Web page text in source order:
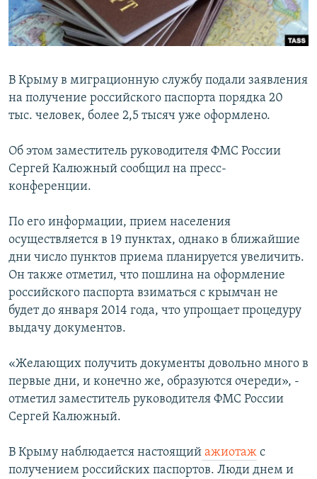
ПОБЕДИТЕЛЕЙ НЕ СУДЯТ?
КРЫМ.НЕПОКОРЕННЫЙ
УКРАИНСКАЯ ПРОБЛЕМА КРЫМА
ПРИСОЕДИНЯЙТЕСЬ!
Все сайты RFE/RL
В Крыму в миграционную службу подали заявления
на получение российского паспорта порядка 20
тыс. человек, более 2,5 тысяч уже оформлено.
Об этом заместитель руководителя ФМС России
Сергей Калюжный сообщил на пресс-
конференции.
По его информации, прием населения
осуществляется в 19 пунктах, однако в ближайшие
дни число пунктов приема планируется увеличить.
Он также отметил, что пошлина на оформление
российского паспорта взиматься с крымчан не
будет до января 2014 года, что упрощает процедуру
выдачу документов.
«Желающих получить документы довольно много в
первые дни, и конечно же, образуются очереди», -
отметил заместитель руководителя ФМС России
Сергей Калюжный.
В Крыму наблюдается настоящий ажиотаж с
получением российских паспортов. Люди днем и